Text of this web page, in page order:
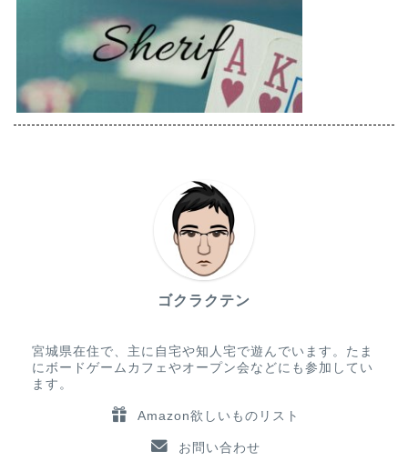
ゴクラクテン
宮城県在住で、主に自宅や知人宅で遊んでいます。たま
にボードゲームカフェやオープン会などにも参加してい
ます。
Amazon欲しいものリスト
お問い合わせ